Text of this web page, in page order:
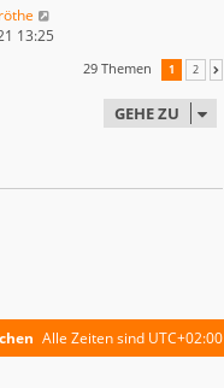
13:25
29 Themen 1 2
GEHE ZU
Alle Zeiten sind UTC+02:00